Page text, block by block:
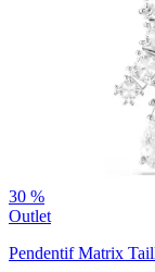
30 %
Outlet
Pendentif Matrix